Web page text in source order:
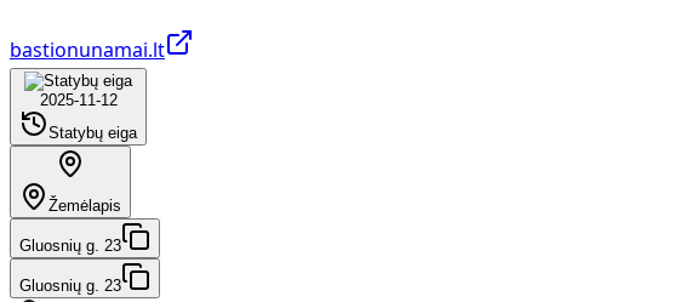
bastionunamai.lt
2025-11-12
Statybų eiga
Žemėlapis
Gluosnių g. 23
Gluosnių g. 23